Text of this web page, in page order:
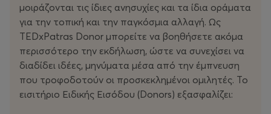
μοιράζονται τις ίδιες ανησυχίες και τα ίδια οράματα
για την τοπική και την παγκόσμια αλλαγή. Ως
TEDxPatras Donor μπορείτε να βοηθήσετε ακόμα
περισσότερο την εκδήλωση, ώστε να συνεχίσει να
διαδίδει ιδέες, μηνύματα μέσα από την έμπνευση
που τροφοδοτούν οι προσκεκλημένοι ομιλητές. Το
εισιτήριο Ειδικής Εισόδου (Donors) εξασφαλίζει: